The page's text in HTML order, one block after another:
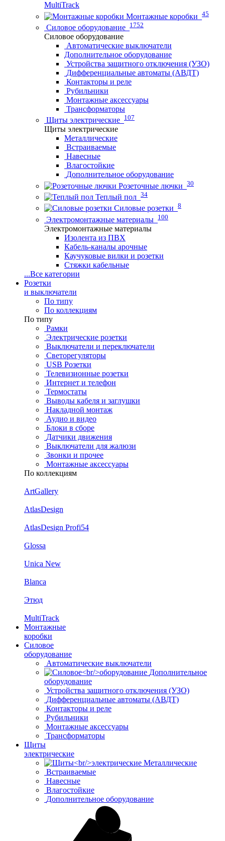
MultiTrack
Монтажные коробки 45
Силовое оборудование 1752
Силовое оборудование
Автоматические выключатели
Дополнительное оборудование
Устройства защитного отключения (УЗО)
Дифференциальные автоматы (АВДТ)
Контакторы и реле
Рубильники
Монтажные аксессуары
Трансформаторы
Щиты электрические 107
Щиты электрические
Металлические
Встраиваемые
Навесные
Влагостойкие
Дополнительное оборудование
Розеточные лючки 30
Теплый пол 34
Силовые розетки 8
Электромонтажные материалы 100
Электромонтажные материалы
Изолента из ПВХ
Кабель-каналы арочные
Каучуковые вилки и розетки
Стяжки кабельные
...Все категории
Розетки
и выключатели
По типу
По коллекциям
По типу
Рамки
Электрические розетки
Выключатели и переключатели
Светорегуляторы
USB Розетки
Телевизионные розетки
Интернет и телефон
Термостаты
Выводы кабеля и заглушки
Накладной монтаж
Аудио и видео
Блоки в сборе
Датчики движения
Выключатели для жалюзи
Звонки и прочее
Монтажные аксессуары
По коллекциям
ArtGallery
AtlasDesign
AtlasDesign Profi54
Glossa
Unica New
Blanca
Этюд
MultiTrack
Монтажные
коробки
Силовое
оборудование
Автоматические выключатели
Дополнительное
оборудование
Устройства защитного отключения (УЗО)
Дифференциальные автоматы (АВДТ)
Контакторы и реле
Рубильники
Монтажные аксессуары
Трансформаторы
Щиты
электрические
Металлические
Встраиваемые
Навесные
Влагостойкие
Дополнительное оборудование